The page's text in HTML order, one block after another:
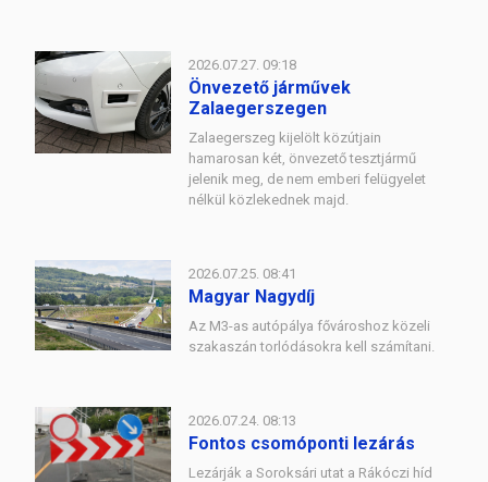
2026.07.27. 09:18
Önvezető járművek
Zalaegerszegen
Zalaegerszeg kijelölt közútjain
hamarosan két, önvezető tesztjármű
jelenik meg, de nem emberi felügyelet
nélkül közlekednek majd.
2026.07.25. 08:41
Magyar Nagydíj
Az M3-as autópálya fővároshoz közeli
szakaszán torlódásokra kell számítani.
2026.07.24. 08:13
Fontos csomóponti lezárás
Lezárják a Soroksári utat a Rákóczi híd